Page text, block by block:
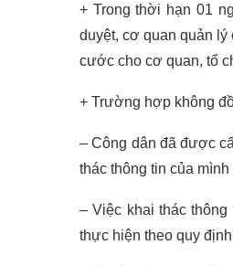
+ Trong thời hạn 01
duyệt, cơ quan quản
cước cho cơ quan, tổ
+ Trường hợp không
– Công dân đã được
thác thông tin của
– Việc khai thác
thực hiện theo quy